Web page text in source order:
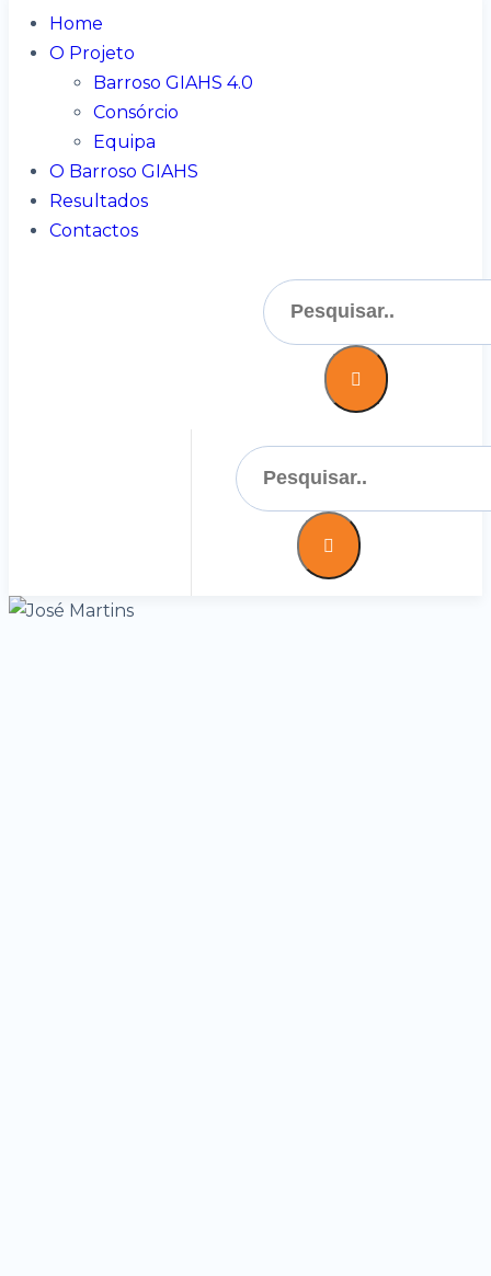
Home
O Projeto
Barroso GIAHS 4.0
Consórcio
Equipa
O Barroso GIAHS
Resultados
Contactos